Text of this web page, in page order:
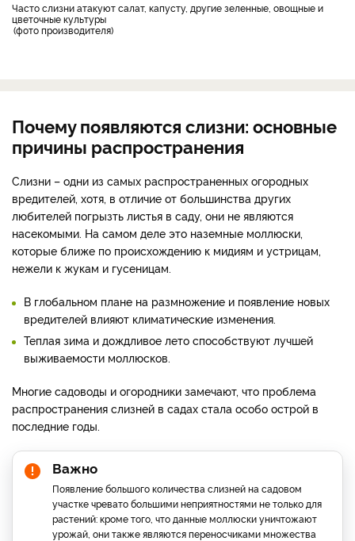
Часто слизни атакуют салат, капусту, другие зеленные, овощные и
цветочные культуры
фото производителя
Почему появляются слизни: основные
причины распространения
Слизни – одни из самых распространенных огородных
вредителей, хотя, в отличие от большинства других
любителей погрызть листья в саду, они не являются
насекомыми. На самом деле это наземные моллюски,
которые ближе по происхождению к мидиям и устрицам,
нежели к жукам и гусеницам.
В глобальном плане на размножение и появление новых
вредителей влияют климатические изменения.
Теплая зима и дождливое лето способствуют лучшей
выживаемости моллюсков.
Многие садоводы и огородники замечают, что проблема
распространения слизней в садах стала особо острой в
последние годы.
Важно
Появление большого количества слизней на садовом
участке чревато большими неприятностями не только для
растений: кроме того, что данные моллюски уничтожают
урожай, они также являются переносчиками множества